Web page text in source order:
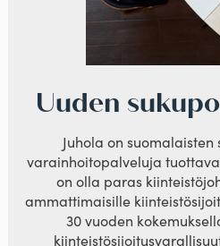
Uuden
Juhola on
varainhoitopalveluja
on olla paras
ammattimaisille
30 vuoden